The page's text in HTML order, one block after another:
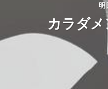
明
カラダ